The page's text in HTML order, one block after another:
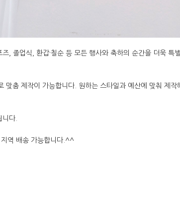
, 졸업식, 환갑·칠순 등 모든 행사와 축하의 순간을 더욱 특
춤 제작이 가능합니다. 원하는 스타일과 예산에 맞춰 제작
다.
지역 배송 가능합니다.^^